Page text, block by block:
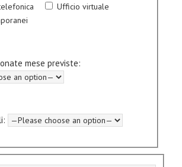
Ufficio virtuale
mese previste: